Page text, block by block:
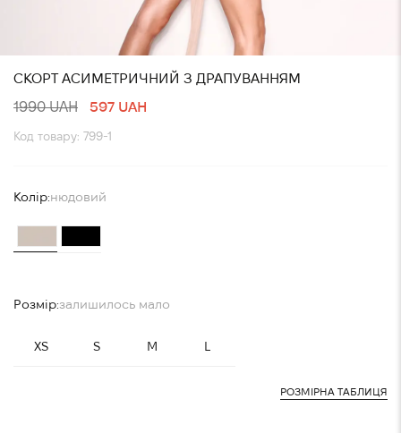
СКОРТ АСИМЕТРИЧНИЙ З ДРАПУВАННЯМ
1990 UAH
597 UAH
Код товару: 799-1
Колір:нюдовий
Розмір:залишилось мало
XS S M L
РОЗМІРНА ТАБЛИЦЯ